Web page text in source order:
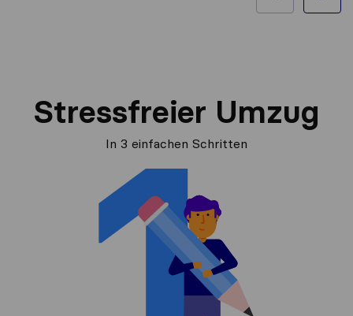
Stressfreier Umzug
In 3 einfachen Schritten